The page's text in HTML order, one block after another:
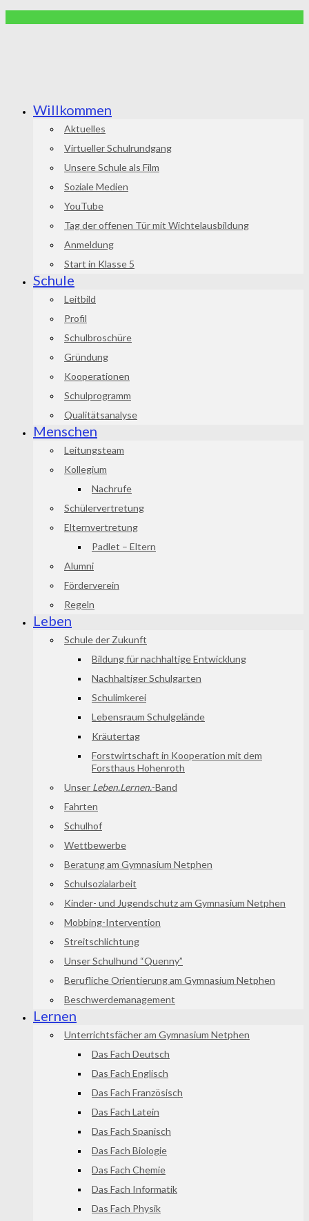
Willkommen
Aktuelles
Virtueller Schulrundgang
Unsere Schule als Film
Soziale Medien
YouTube
Tag der offenen Tür mit Wichtelausbildung
Anmeldung
Start in Klasse 5
Schule
Leitbild
Profil
Schulbroschüre
Gründung
Kooperationen
Schulprogramm
Qualitätsanalyse
Menschen
Leitungsteam
Kollegium
Nachrufe
Schülervertretung
Elternvertretung
Padlet – Eltern
Alumni
Förderverein
Regeln
Leben
Schule der Zukunft
Bildung für nachhaltige Entwicklung
Nachhaltiger Schulgarten
Schulimkerei
Lebensraum Schulgelände
Kräutertag
Forstwirtschaft in Kooperation mit dem
Forsthaus Hohenroth
Unser Leben.Lernen.-Band
Fahrten
Schulhof
Wettbewerbe
Beratung am Gymnasium Netphen
Schulsozialarbeit
Kinder- und Jugendschutz am Gymnasium Netphen
Mobbing-Intervention
Streitschlichtung
Unser Schulhund “Quenny”
Berufliche Orientierung am Gymnasium Netphen
Beschwerdemanagement
Lernen
Unterrichtsfächer am Gymnasium Netphen
Das Fach Deutsch
Das Fach Englisch
Das Fach Französisch
Das Fach Latein
Das Fach Spanisch
Das Fach Biologie
Das Fach Chemie
Das Fach Informatik
Das Fach Physik